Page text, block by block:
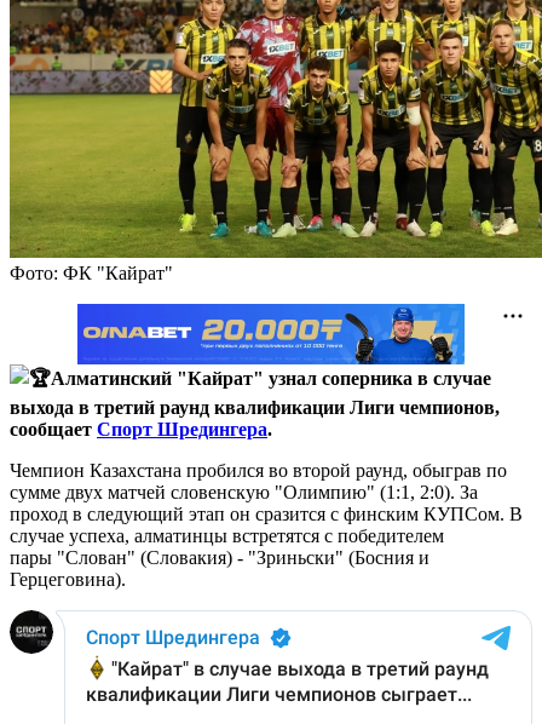
Фото: ФК "Кайрат"
Алматинский "Кайрат" узнал соперника в случае
выхода в третий раунд квалификации Лиги чемпионов,
сообщает Спорт Шредингера.
Чемпион Казахстана пробился во второй раунд, обыграв по
сумме двух матчей словенскую "Олимпию" (1:1, 2:0). За
проход в следующий этап он сразится с финским КУПСом. В
случае успеха, алматинцы встретятся с победителем
пары "Слован" (Словакия) - "Зриньски" (Босния и
Герцеговина).